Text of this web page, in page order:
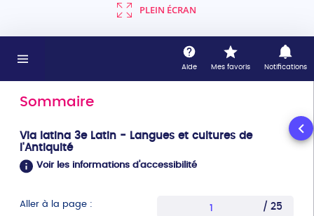
PLEIN ÉCRAN